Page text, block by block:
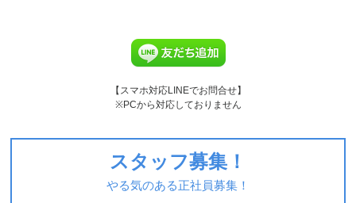
【スマホ対応LINEでお問合せ】
※PCから対応しておりません
スタッフ募集！
やる気のある正社員募集！